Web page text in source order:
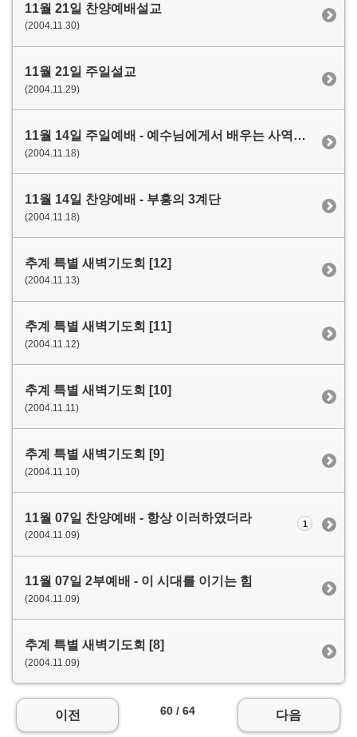
11월 21일 찬양예배설교
(2004.11.30)
11월 21일 주일설교
(2004.11.29)
11월 14일 주일예배 - 예수님에게서 배우는 사역의 원리
(2004.11.18)
11월 14일 찬양예배 - 부흥의 3계단
(2004.11.18)
추계 특별 새벽기도회 [12]
(2004.11.13)
추계 특별 새벽기도회 [11]
(2004.11.12)
추계 특별 새벽기도회 [10]
(2004.11.11)
추계 특별 새벽기도회 [9]
(2004.11.10)
11월 07일 찬양예배 - 항상 이러하였더라 1
(2004.11.09)
11월 07일 2부예배 - 이 시대를 이기는 힘
(2004.11.09)
추계 특별 새벽기도회 [8]
(2004.11.09)
이전 60 / 64 다음